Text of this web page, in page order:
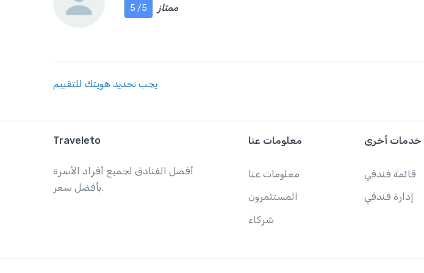
5 /5 ممتاز
يجب تحديد هويتك للتقييم
Traveleto
أفضل الفنادق لجميع أفراد الأسرة
بأفضل سعر.
معلومات عنا
معلومات عنا
المستثمرون
شركاء
خدمات أخرى
قائمة فندقي
إدارة فندقي